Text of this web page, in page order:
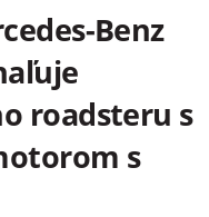
Benz
roadsteru s
s